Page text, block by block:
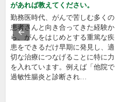
があれば教えてください。
勤務医時代、がんで苦しむ多くの
患者さんと向き合ってきた経験か
ら、がんをはじめとする重篤な疾
患をできるだけ早期に発見し、適
切な治療につなげることに特に力
を入れています。例えば「他院で
過敏性腸炎と診断され…